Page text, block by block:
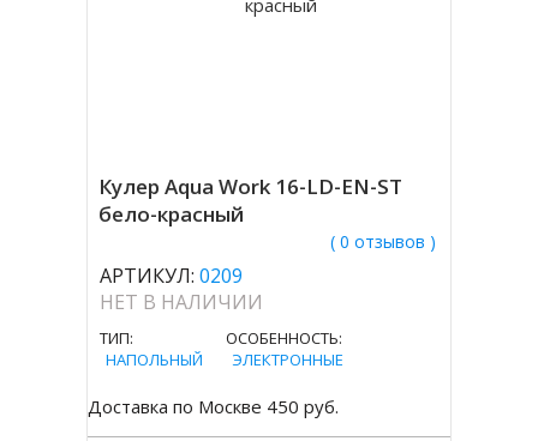
Кулер Aqua Work 16-LD-EN-ST
бело-красный
( 0 отзывов )
АРТИКУЛ: 0209
НЕТ В НАЛИЧИИ
ТИП:
НАПОЛЬНЫЙ
ОСОБЕННОСТЬ:
ЭЛЕКТРОННЫЕ
Доставка по Москве 450 руб.